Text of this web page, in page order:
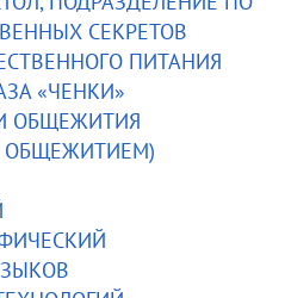
СЕКРЕТОВ
ПИТАНИЯ
«ЧЕНКИ»
ОБЩЕЖИТИЯ
ОБЩЕЖИТИЕМ)